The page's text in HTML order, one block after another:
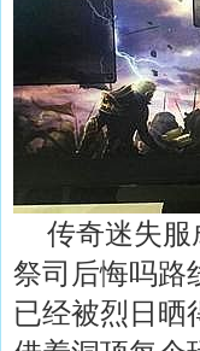
传奇迷失服
祭司后悔吗路
已经被烈日晒